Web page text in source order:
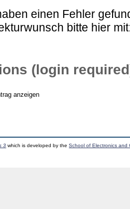
einen Fehler
bitte hier
(login
anzeigen
3 which is developed by theSchool of Electronics and